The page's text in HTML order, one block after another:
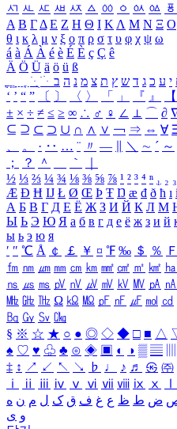
ㅺ ㅻ ㅼ ㅽ ㅾ ㅿ ㆀ ㆁ ㆂ ㆃ ㆄ
Α Β ΓΔ Ε Ζ Η Θ Ι ΚΛ Μ Ν Ξ Ο
θ ι κ λ μ ν ξ ο π ρ σ τ υ φ χ ψ ω
á à Á À é è É È ç Ç ê
Ä Ö Ü ä ö ü ß
ִֶֹ ֻּ ׁׂ י ע כ ג ד ש ץ ת צ מ נ ה ב
‘ ’ “ ” 〔 〕 〈 〉 「 」 『 』 【
± × ÷ ≠ ≤ ≥ ∞ ∴ ♂ ♀ ∠ ⊥ ⌒ ∂
⊆ ⊇ ⊂ ⊃ ∪ ∩ ∧ ∨ ￢ ⇒ ⇔ ∀ ∃
、
。 · ‥ … ¨ 〃 ― ＼ ∼ ´ ～
；
？ ＾ ｀
½ ⅓ ⅔ ¼ ¾ ⅛ ⅜ ⅝ ⅞ ¹ ² ³ ⁴ ⁿ ₁ ₂ ₃
Æ Ð Ħ Ĳ Ł Ø Œ Þ Ŧ Ŋ æ đ ð ħ ı
А Б В Г Д Е Ё Ж З И Й К Л М
Ы Ь Э Ю Я а б в г д е ё ж з и й
ы ь э ю я
′ ″ ℃ Å ￠ ￡ ￥ ¤ ℉ ‰ ＄ ％ Ｆ
㎙ ㎚ ㎛ ㎜ ㎝ ㎞ ㎟ ㎠ ㎡ ㎢ ㏊
㎱ ㎲ ㎳ ㎴ ㎵ ㎶ ㎷ ㎸ ㎹ ㎀ ㎁
㎒ ㎓ ㎔ Ω ㏀ ㏁ ㎊ ㎋ ㎌ ㏖ ㏅
㏃ ㏉ ㏜ ㏆
§ ※ ☆ ★ ○ ● ◎ ◇ ◆ □ ■ △
♠ ♡ ♥ ♧ ♣ ⊙ ◈ ▣ ◐ ◑ ▒ ▤
‡ ↕ ↗ ↙ ↖ ↘ ♭ ♩ ♪ ♬ ㉿ ㈜
ⅰ
ⅱ ⅲ ⅳ ⅴ ⅵ ⅶ ⅷ ⅸ ⅹ
ض ط ظ ع غ ف ق ک ل م ن ه
و ی